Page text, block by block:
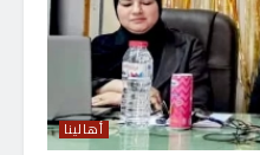
أهالينا